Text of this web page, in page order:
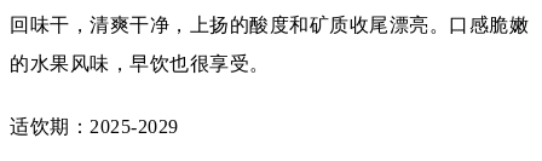
回味干，清爽干净，上扬的酸度和矿质收尾漂亮。口感脆嫩
的水果风味，早饮也很享受。
适饮期：2025-2029